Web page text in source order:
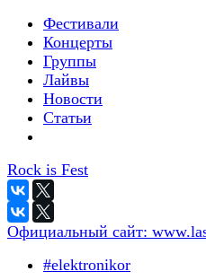
Фестивали
Концерты
Группы
Лайвы
Новости
Статьи
Rock is Fest
Официальный сайт:
#elektronikor